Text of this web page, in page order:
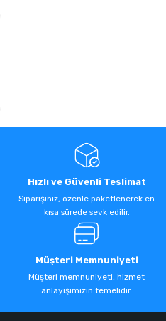
Hızlı ve Güvenli Teslimat
Siparişiniz, özenle paketlenerek en
kısa sürede sevk edilir.
Müşteri Memnuniyeti
Müşteri memnuniyeti, hizmet
anlayışımızın temelidir.